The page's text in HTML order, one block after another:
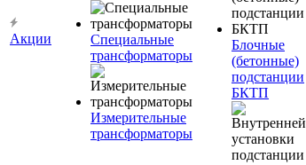
Акции
Специальные
трансформаторы
Измерительные
трансформаторы
Блочные
(бетонные)
подстанции
БКТП